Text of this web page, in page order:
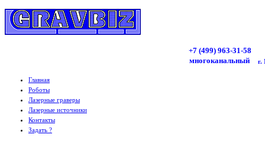
+7 (499) 963-31-58
многоканальный
г.
Главная
Роботы
Лазерные граверы
Лазерные источники
Контакты
Задать ?